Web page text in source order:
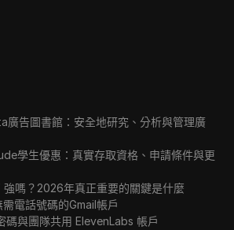
廣告圖書館：安全地研究、分析與管理廣
學生優惠：真實存取資格、申請條件與更
嗎？2026年真正重要的關鍵是什麼
電話號碼的Gmail帳戶
碼與團隊共用 ElevenLabs 帳戶